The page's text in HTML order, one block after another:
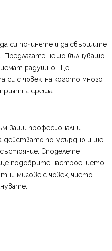
си починете и да свършите
Предлагате нещо вълнуващо
радушно. Ще
с човек, на когото много
среща.
ваши професионални
действате по-усърдно и ще
Споделете
подобрите настроението
мигове с човек, чието